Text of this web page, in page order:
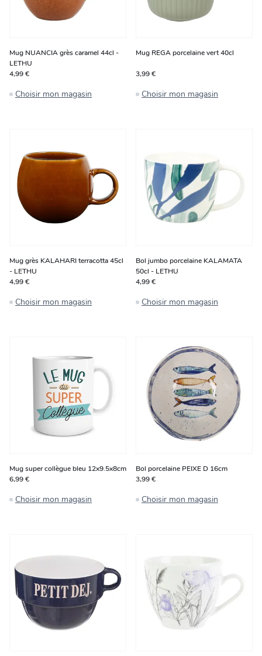
Mug NUANCIA grès caramel 44cl -
LETHU
4,99 €
Choisir mon magasin
Mug REGA porcelaine vert 40cl
3,99 €
Choisir mon magasin
Mug grès KALAHARI terracotta 45cl
- LETHU
4,99 €
Choisir mon magasin
Bol jumbo porcelaine KALAMATA
50cl - LETHU
4,99 €
Choisir mon magasin
Mug super collègue bleu 12x9.5x8cm
6,99 €
Choisir mon magasin
Bol porcelaine PEIXE D 16cm
3,99 €
Choisir mon magasin